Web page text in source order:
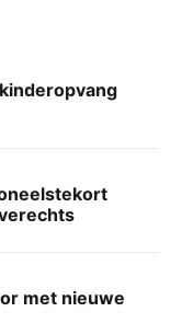
met nieuwe